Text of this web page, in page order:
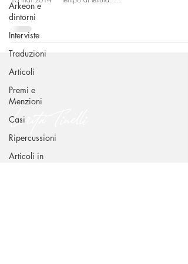
Arkeon e
dintorni
Interviste
Traduzioni
Articoli
Premi e
Menzioni
Casi
Ripercussioni
Articoli in
Lorita Tinelli
CONTATTI